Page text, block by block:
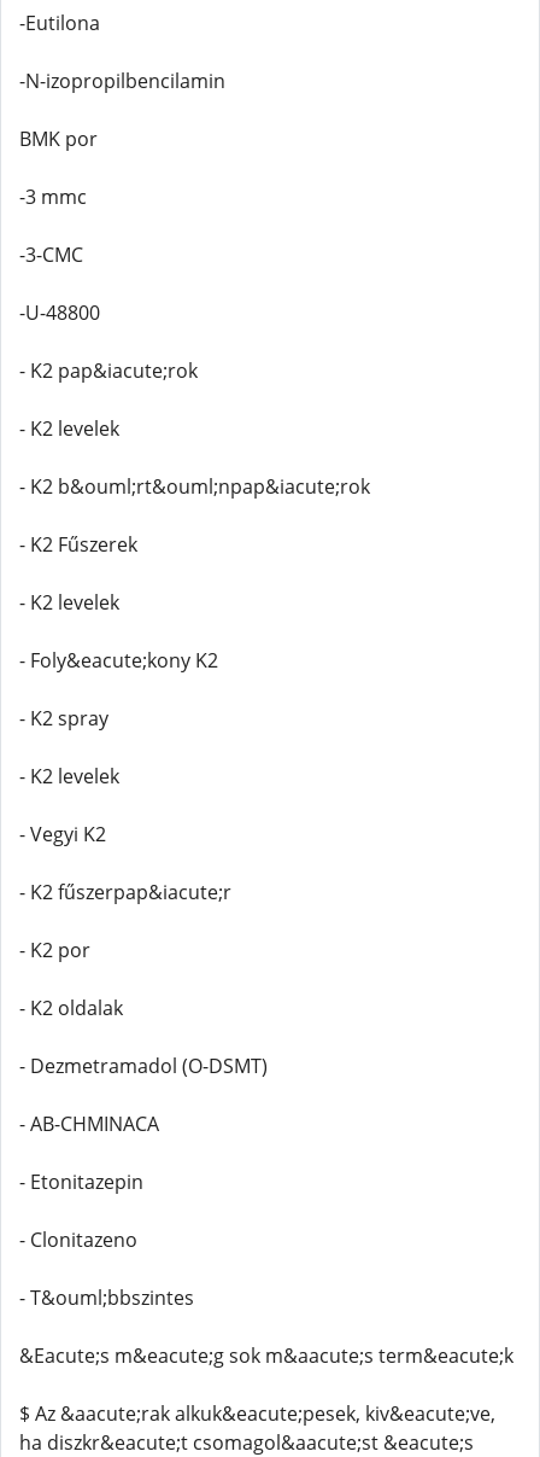
-Eutilona
-N-izopropilbencilamin
BMK por
-3 mmc
-3-CMC
-U-48800
- K2 pap&iacute;rok
- K2 levelek
- K2 b&ouml;rt&ouml;npap&iacute;rok
- K2 Fűszerek
- K2 levelek
- Foly&eacute;kony K2
- K2 spray
- K2 levelek
- Vegyi K2
- K2 fűszerpap&iacute;r
- K2 por
- K2 oldalak
- Dezmetramadol (O-DSMT)
- AB-CHMINACA
- Etonitazepin
- Clonitazeno
- T&ouml;bbszintes
&Eacute;s m&eacute;g sok m&aacute;s term&eacute;k
$ Az &aacute;rak alkuk&eacute;pesek, kiv&eacute;ve,
ha diszkr&eacute;t csomagol&aacute;st &eacute;s